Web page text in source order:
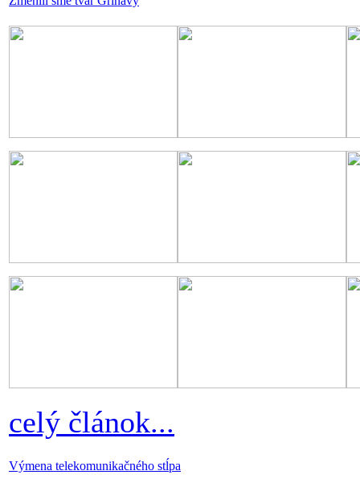
celý článok...
Výmena telekomunikačného stĺpa